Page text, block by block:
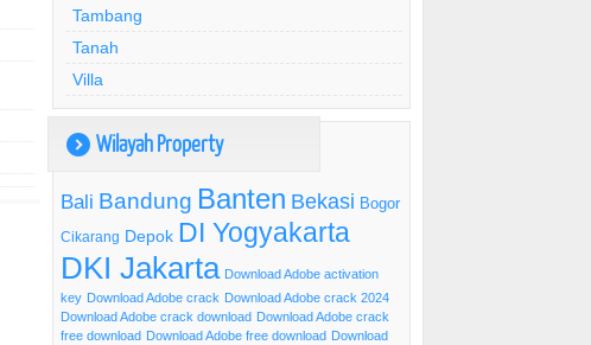
Tambang
Tanah
Villa
) Wilayah Property
Bali Bandung Banten Bekasi Bogor
Cikarang Depok DI Yogyakarta
DKI Jakarta Download Adobe activation
key Download Adobe crack Download Adobe crack 2024
Download Adobe crack download Download Adobe crack
free download Download Adobe free download Download